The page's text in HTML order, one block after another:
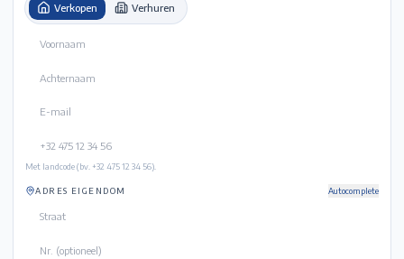
Verkopen Verhuren
Met landcode (bv. +32 475 12 34 56).
ADRES EIGENDOM Autocomplete